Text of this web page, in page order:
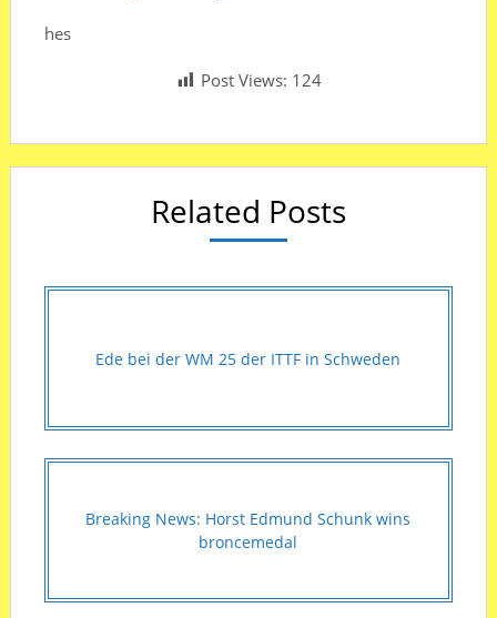
hes
Post Views: 124
Related Posts
Ede bei der WM 25 der ITTF in Schweden
Breaking News: Horst Edmund Schunk wins
broncemedal